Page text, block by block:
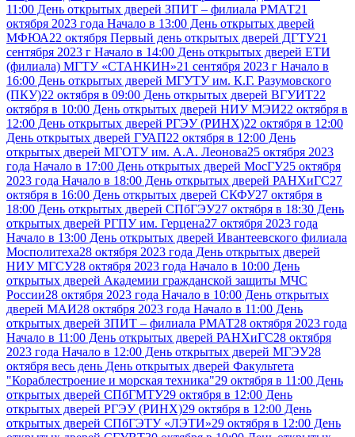
11:00 День открытых дверей ЗПИТ – филиала РМАТ21
октября 2023 года Начало в 13:00 День открытых дверей
МФЮА22 октября Первый день открытых дверей ДГТУ21
сентября 2023 г Начало в 14:00 День открытых дверей ЕТИ
(филиала) МГТУ «СТАНКИН»21 сентября 2023 г Начало в
16:00 День открытых дверей МГУТУ им. К.Г. Разумовского
(ПКУ)22 октября в 09:00 День открытых дверей ВГУИТ22
октября в 10:00 День открытых дверей НИУ МЭИ22 октября в
12:00 День открытых дверей РГЭУ (РИНХ)22 октября в 12:00
День открытых дверей ГУАП22 октября в 12:00 День
открытых дверей МГОТУ им. А.А. Леонова25 октября 2023
года Начало в 17:00 День открытых дверей МосГУ25 октября
2023 года Начало в 18:00 День открытых дверей РАНХиГС27
октября в 16:00 День открытых дверей СКФУ27 октября в
18:00 День открытых дверей СПбГЭУ27 октября в 18:30 День
открытых дверей РГПУ им. Герцена27 октября 2023 года
Начало в 13:00 День открытых дверей Ивантеевского филиала
Мосполитеха28 октября 2023 года День открытых дверей
НИУ МГСУ28 октября 2023 года Начало в 10:00 День
открытых дверей Академии гражданской защиты МЧС
России28 октября 2023 года Начало в 10:00 День открытых
дверей МАИ28 октября 2023 года Начало в 11:00 День
открытых дверей ЗПИТ – филиала РМАТ28 октября 2023 года
Начало в 11:00 День открытых дверей РАНХиГС28 октября
2023 года Начало в 12:00 День открытых дверей МГЭУ28
октября весь день День открытых дверей Факультета
"Кораблестроение и морская техника"29 октября в 11:00 День
открытых дверей СПбГМТУ29 октября в 12:00 День
открытых дверей РГЭУ (РИНХ)29 октября в 12:00 День
открытых дверей СПбГЭТУ «ЛЭТИ»29 октября в 12:00 День